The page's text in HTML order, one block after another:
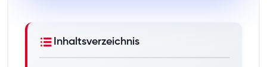
Inhaltsverzeichnis